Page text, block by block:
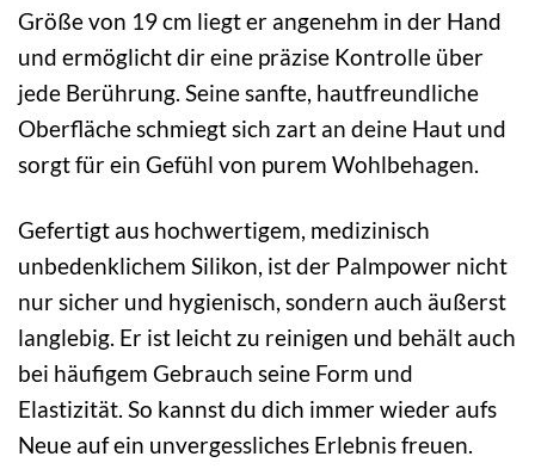
Größe von 19 cm liegt er angenehm in der Hand
und ermöglicht dir eine präzise Kontrolle über
jede Berührung. Seine sanfte, hautfreundliche
Oberfläche schmiegt sich zart an deine Haut und
sorgt für ein Gefühl von purem Wohlbehagen.
Gefertigt aus hochwertigem, medizinisch
unbedenklichem Silikon, ist der Palmpower nicht
nur sicher und hygienisch, sondern auch äußerst
langlebig. Er ist leicht zu reinigen und behält auch
bei häufigem Gebrauch seine Form und
Elastizität. So kannst du dich immer wieder aufs
Neue auf ein unvergessliches Erlebnis freuen.